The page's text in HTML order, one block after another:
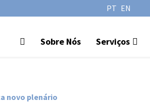
PT EN
Sobre Nós Serviços
novo plenário